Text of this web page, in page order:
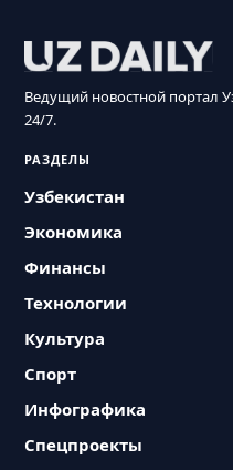
Ведущий новостной портал
24/7.
РАЗДЕЛЫ
Узбекистан
Экономика
Финансы
Технологии
Культура
Спорт
Инфографика
Спецпроекты